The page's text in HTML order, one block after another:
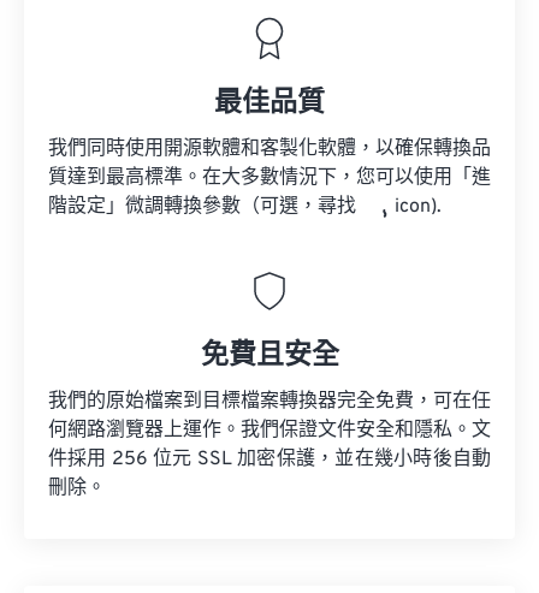
最佳品質
我們同時使用開源軟體和客製化軟體，以確保轉換品
質達到最高標準。在大多數情況下，您可以使用「進
階設定」微調轉換參數（可選，尋找
icon).
免費且安全
我們的原始檔案到目標檔案轉換器完全免費，可在任
何網路瀏覽器上運作。我們保證文件安全和隱私。文
件採用 256 位元 SSL 加密保護，並在幾小時後自動
刪除。